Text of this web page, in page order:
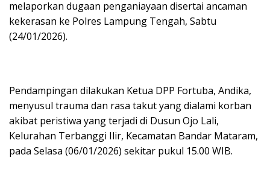
melaporkan dugaan penganiayaan disertai ancaman
kekerasan ke Polres Lampung Tengah, Sabtu
(24/01/2026).
Pendampingan dilakukan Ketua DPP Fortuba, Andika,
menyusul trauma dan rasa takut yang dialami korban
akibat peristiwa yang terjadi di Dusun Ojo Lali,
Kelurahan Terbanggi Ilir, Kecamatan Bandar Mataram,
pada Selasa (06/01/2026) sekitar pukul 15.00 WIB.